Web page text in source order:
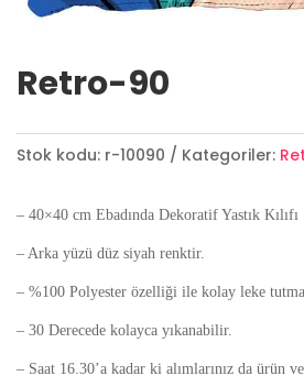
Retro-90
Stok kodu: r-10090 Kategoriler:
– 40×40 cm Ebadında Dekoratif Yastık Kılıfı
– Arka yüzü düz siyah renktir.
– %100 Polyester özelliği ile kolay leke
– 30 Derecede kolayca yıkanabilir.
– Saat 16.30’a kadar ki alımlarınız da ürün